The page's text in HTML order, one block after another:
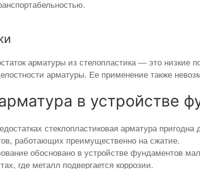
арматуры из стелопластика — это низкие
арматуры. Ее применение также
в устройстве
стеклопластиковая арматура
работающих преимущественно на сжатие.
обосновано в устройстве фундаментов
где металл подвергается коррозии.